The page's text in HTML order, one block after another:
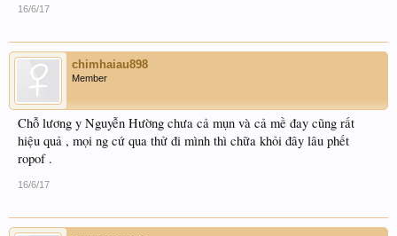
16/6/17
chimhaiau898
Member
Chỗ lương y Nguyễn Hường chưa cả mụn và cả mề đay cũng rất
hiệu quả , mọi ng cứ qua thử đi mình thì chữa khỏi đây lâu phết
ropof .
16/6/17